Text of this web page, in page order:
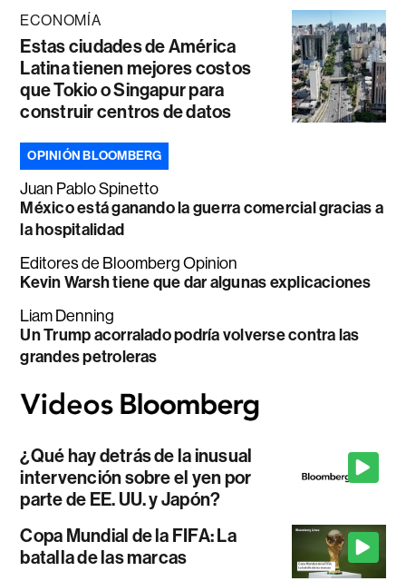
ECONOMÍA
Estas ciudades de América
Latina tienen mejores costos
que Tokio o Singapur para
construir centros de datos
OPINIÓN BLOOMBERG
Juan Pablo Spinetto
México está ganando la guerra comercial gracias a
la hospitalidad
Editores de Bloomberg Opinion
Kevin Warsh tiene que dar algunas explicaciones
Liam Denning
Un Trump acorralado podría volverse contra las
grandes petroleras
¿Qué hay detrás de la inusual
intervención sobre el yen por
parte de EE. UU. y Japón?
Copa Mundial de la FIFA: La
batalla de las marcas